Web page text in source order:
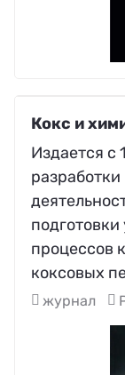
Кокс и
Издается с
процессов
коксовых
журнал